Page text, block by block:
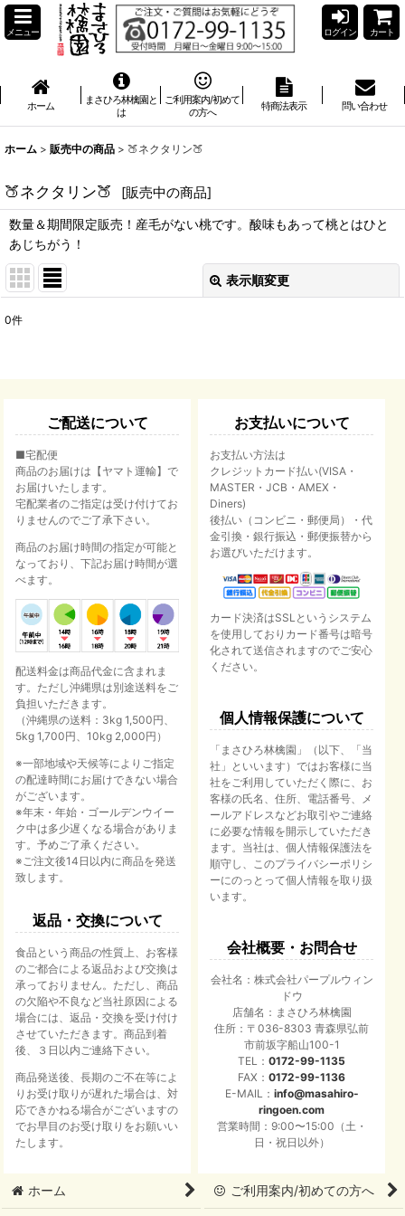
メニュー ログイン カート
ホーム
まさひろ林檎園と
は
ご利用案内/初めて
の方へ
特商法表示 問い合わせ
ホーム > 販売中の商品 > 🍑ネクタリン🍑
🍑ネクタリン🍑 [販売中の商品]
数量＆期間限定販売！産毛がない桃です。酸味もあって桃とはひと
あじちがう！
表示順変更
0件
ご配送について
■宅配便
商品のお届けは【ヤマト運輸】で
お届けいたします。
宅配業者のご指定は受け付けてお
りませんのでご了承下さい。
商品のお届け時間の指定が可能と
なっており、下記お届け時間が選
べます。
配送料金は商品代金に含まれま
す。ただし沖縄県は別途送料をご
負担いただきます。
（沖縄県の送料：3kg 1,500円、
5kg 1,700円、10kg 2,000円）
※一部地域や天候等によりご指定
の配達時間にお届けできない場合
がございます。
※年末・年始・ゴールデンウイー
ク中は多少遅くなる場合がありま
す。予めご了承ください。
※ご注文後14日以内に商品を発送
致します。
返品・交換について
食品という商品の性質上、お客様
のご都合による返品および交換は
承っておりません。ただし、商品
の欠陥や不良など当社原因による
場合には、返品・交換を受け付け
させていただきます。商品到着
後、３日以内ご連絡下さい。
商品発送後、長期のご不在等によ
りお受け取りが遅れた場合は、対
応できかねる場合がございますの
でお早目のお受け取りをお願いい
たします。
お支払いについて
お支払い方法は
クレジットカード払い(VISA・
MASTER・JCB・AMEX・
Diners)
後払い（コンビニ・郵便局）・代
金引換・銀行振込・郵便振替から
お選びいただけます。
カード決済はSSLというシステム
を使用しておりカード番号は暗号
化されて送信されますのでご安心
ください。
個人情報保護について
「まさひろ林檎園」（以下、「当
社」といいます）ではお客様に当
社をご利用していただく際に、お
客様の氏名、住所、電話番号、メ
ールアドレスなどお取引やご連絡
に必要な情報を開示していただき
ます。当社は、個人情報保護法を
順守し、このプライバシーポリシ
ーにのっとって個人情報を取り扱
います。
会社概要・お問合せ
会社名：株式会社パープルウィン
ドウ
店舗名：まさひろ林檎園
住所：〒036-8303 青森県弘前
市前坂字船山100-1
TEL：0172-99-1135
FAX：0172-99-1136
E-MAIL： info@masahiro-
ringoen.com
営業時間：9:00〜15:00（土・
日・祝日以外）
ホーム ご利用案内/初めての方へ